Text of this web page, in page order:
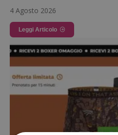
4 Agosto 2026
Leggi Articolo